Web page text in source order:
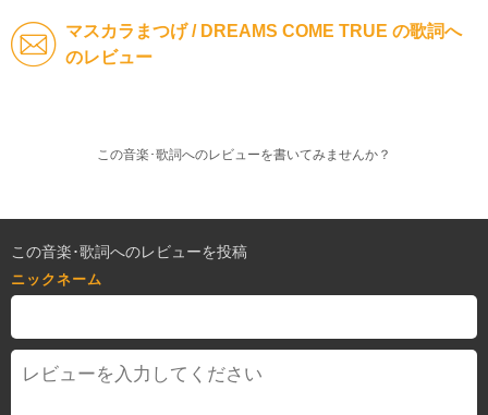
マスカラまつげ / DREAMS COME TRUE の歌詞へ
のレビュー
この音楽･歌詞へのレビューを書いてみませんか？
この音楽･歌詞へのレビューを投稿
ニックネーム